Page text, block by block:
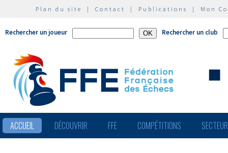
Plan du site | Contact | Publications | Mon
Rechercher un joueur Rechercher un club
ACCUEIL DÉCOUVRIR FFE COMPÉTITIONS